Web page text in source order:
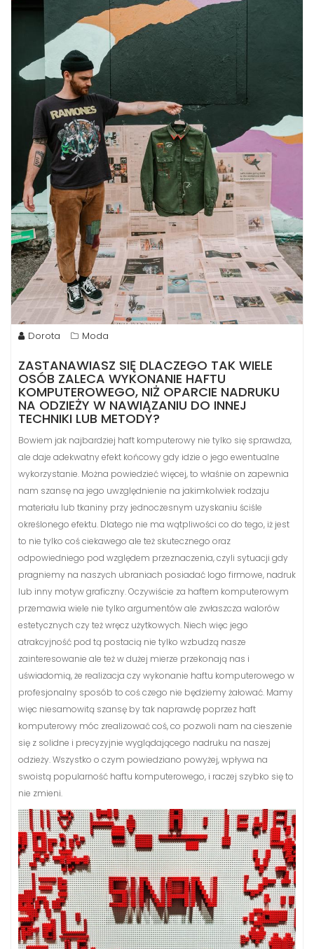
Dorota Moda
ZASTANAWIASZ SIĘ DLACZEGO TAK WIELE
OSÓB ZALECA WYKONANIE HAFTU
KOMPUTEROWEGO, NIŻ OPARCIE NADRUKU
NA ODZIEŻY W NAWIĄZANIU DO INNEJ
TECHNIKI LUB METODY?
Bowiem jak najbardziej haft komputerowy nie tylko się sprawdza,
ale daje adekwatny efekt końcowy gdy idzie o jego ewentualne
wykorzystanie. Można powiedzieć więcej, to właśnie on zapewnia
nam szansę na jego uwzględnienie na jakimkolwiek rodzaju
materiału lub tkaniny przy jednoczesnym uzyskaniu ściśle
określonego efektu. Dlatego nie ma wątpliwości co do tego, iż jest
to nie tylko coś ciekawego ale też skutecznego oraz
odpowiedniego pod względem przeznaczenia, czyli sytuacji gdy
pragniemy na naszych ubraniach posiadać logo firmowe, nadruk
lub inny motyw graficzny. Oczywiście za haftem komputerowym
przemawia wiele nie tylko argumentów ale zwłaszcza walorów
estetycznych czy też wręcz użytkowych. Niech więc jego
atrakcyjność pod tą postacią nie tylko wzbudzą nasze
zainteresowanie ale też w dużej mierze przekonają nas i
uświadomią, że realizacja czy wykonanie haftu komputerowego w
profesjonalny sposób to coś czego nie będziemy żałować. Mamy
więc niesamowitą szansę by tak naprawdę poprzez haft
komputerowy móc zrealizować coś, co pozwoli nam na cieszenie
się z solidne i precyzyjnie wyglądającego nadruku na naszej
odzieży. Wszystko o czym powiedziano powyżej, wpływa na
swoistą popularność haftu komputerowego, i raczej szybko się to
nie zmieni.